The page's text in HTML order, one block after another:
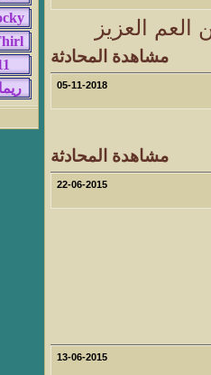
30
100298
العزيز
مشاهدة المحادثة
05-11-2018
مشاهدة المحادثة
22-06-2015
13-06-2015